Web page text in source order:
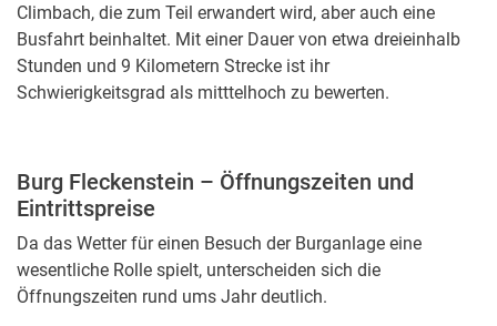
Climbach, die zum Teil erwandert wird, aber auch eine
Busfahrt beinhaltet. Mit einer Dauer von etwa dreieinhalb
Stunden und 9 Kilometern Strecke ist ihr
Schwierigkeitsgrad als mitttelhoch zu bewerten.
Burg Fleckenstein – Öffnungszeiten und
Eintrittspreise
Da das Wetter für einen Besuch der Burganlage eine
wesentliche Rolle spielt, unterscheiden sich die
Öffnungszeiten rund ums Jahr deutlich.